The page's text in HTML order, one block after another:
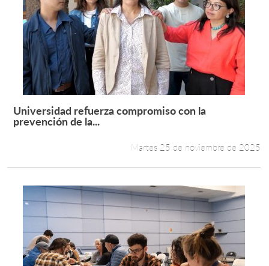
Leer más +
Universidad refuerza compromiso con la
prevención de la...
Martes 25 de noviembre de 2025